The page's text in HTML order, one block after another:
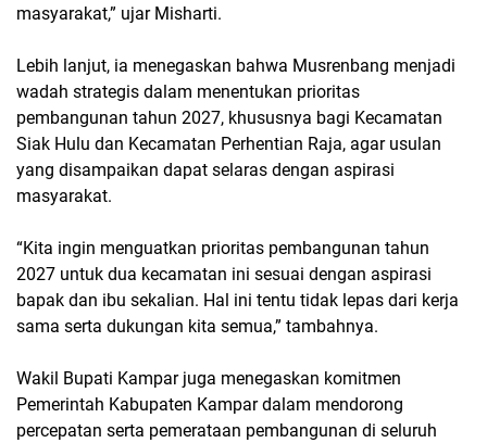
masyarakat,” ujar Misharti.
Lebih lanjut, ia menegaskan bahwa Musrenbang menjadi
wadah strategis dalam menentukan prioritas
pembangunan tahun 2027, khususnya bagi Kecamatan
Siak Hulu dan Kecamatan Perhentian Raja, agar usulan
yang disampaikan dapat selaras dengan aspirasi
masyarakat.
“Kita ingin menguatkan prioritas pembangunan tahun
2027 untuk dua kecamatan ini sesuai dengan aspirasi
bapak dan ibu sekalian. Hal ini tentu tidak lepas dari kerja
sama serta dukungan kita semua,” tambahnya.
Wakil Bupati Kampar juga menegaskan komitmen
Pemerintah Kabupaten Kampar dalam mendorong
percepatan serta pemerataan pembangunan di seluruh